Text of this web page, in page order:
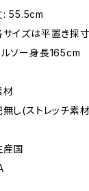
: 55.5cm
イズは平置き採寸
ソー身長165cm
し(ストレッチ素
国